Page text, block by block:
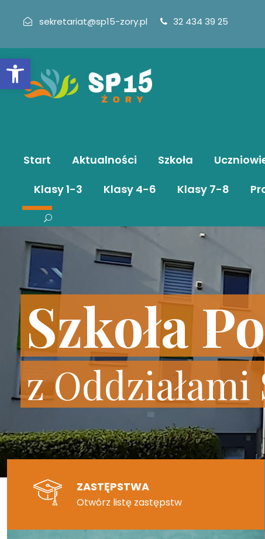
Otwórz pasek narzędzi
sekretariat@sp15-zory.pl 32 434 39 25
Start Aktualności Szkoła
Klasy 1-3
Klasy 4-6 Klasy 7-8
Szkoła
z
ZASTĘPSTWA
Otwórz listę zastępstw